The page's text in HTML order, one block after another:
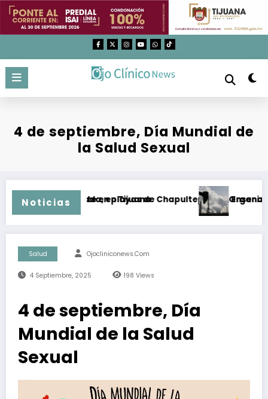
Saltar
contenido
4 de septiembre, Día Mundial de
la Salud Sexual
Noticias
Taboada, en Tijuana
a adolescente en playas de Chapultepec, en Ensenada;
Salud Ojocliniconews.com
4 Septiembre, 2025 198 Views
4 de septiembre, Día
Mundial de la Salud
Sexual